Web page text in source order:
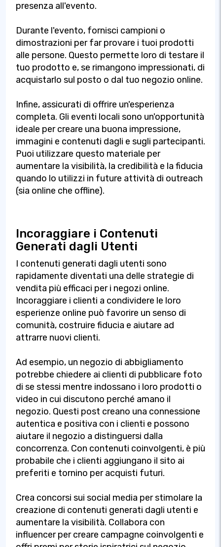
presenza all'evento.
Durante l'evento, fornisci campioni o
dimostrazioni per far provare i tuoi prodotti
alle persone. Questo permette loro di testare il
tuo prodotto e, se rimangono impressionati, di
acquistarlo sul posto o dal tuo negozio online.
Infine, assicurati di offrire un'esperienza
completa. Gli eventi locali sono un'opportunità
ideale per creare una buona impressione,
immagini e contenuti dagli e sugli partecipanti.
Puoi utilizzare questo materiale per
aumentare la visibilità, la credibilità e la fiducia
quando lo utilizzi in future attività di outreach
(sia online che offline).
Incoraggiare i Contenuti
Generati dagli Utenti
I contenuti generati dagli utenti sono
rapidamente diventati una delle strategie di
vendita più efficaci per i negozi online.
Incoraggiare i clienti a condividere le loro
esperienze online può favorire un senso di
comunità, costruire fiducia e aiutare ad
attrarre nuovi clienti.
Ad esempio, un negozio di abbigliamento
potrebbe chiedere ai clienti di pubblicare foto
di se stessi mentre indossano i loro prodotti o
video in cui discutono perché amano il
negozio. Questi post creano una connessione
autentica e positiva con i clienti e possono
aiutare il negozio a distinguersi dalla
concorrenza. Con contenuti coinvolgenti, è più
probabile che i clienti aggiungano il sito ai
preferiti e tornino per acquisti futuri.
Crea concorsi sui social media per stimolare la
creazione di contenuti generati dagli utenti e
aumentare la visibilità. Collabora con
influencer per creare campagne coinvolgenti e